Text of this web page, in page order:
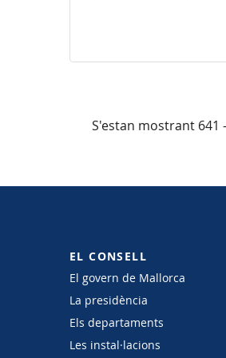
S'estan mostrant 641
EL CONSELL
El govern de Mallorca
La presidència
Els departaments
Les instal·lacions